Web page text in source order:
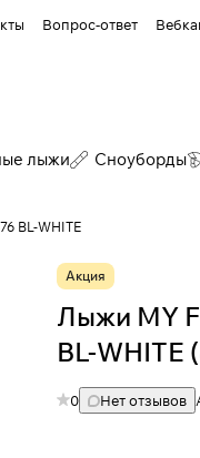
Вопрос-ответ
лыжи Сноуборды
BL-WHITE
Акция
Лыжи MY
BL-WHITE
0 Нет отзывов